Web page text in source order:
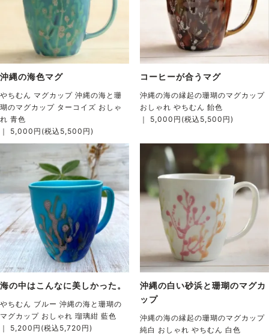
沖縄の海色マグ
やちむん マグカップ 沖縄の海と珊
瑚のマグカップ ターコイズ おしゃ
れ 青色
｜ 5,000円(税込5,500円)
コーヒーが合うマグ
沖縄の海の縁起の珊瑚のマグカップ
おしゃれ やちむん 飴色
｜ 5,000円(税込5,500円)
海の中はこんなに美しかった。
やちむん ブルー 沖縄の海と珊瑚の
マグカップ おしゃれ 瑠璃紺 藍色
｜ 5,200円(税込5,720円)
沖縄の白い砂浜と珊瑚のマグカ
ップ
沖縄の海の縁起の珊瑚のマグカップ
純白 おしゃれ やちむん 白色